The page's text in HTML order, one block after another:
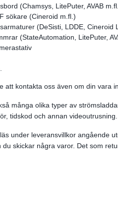
(Chamsys, LitePuter, AVAB
sökare (Cineroid m.fl.)
(DeSisti, LDDE, Cineroid
(StateAutomation, LitePuter,
att kontakta oss även om din vara
många olika typer av
tidskod och annan videoutrusning.
under leveransvillkor angående
du skickar några varor. Det som